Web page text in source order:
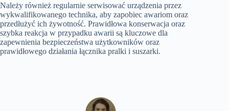
Należy również regularnie serwisować urządzenia przez
wykwalifikowanego technika, aby zapobiec awariom oraz
przedłużyć ich żywotność. Prawidłowa konserwacja oraz
szybka reakcja w przypadku awarii są kluczowe dla
zapewnienia bezpieczeństwa użytkowników oraz
prawidłowego działania łącznika pralki i suszarki.